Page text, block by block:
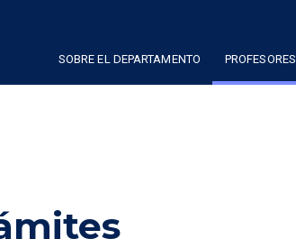
SOBRE EL DEPARTAMENTO PROFESORES